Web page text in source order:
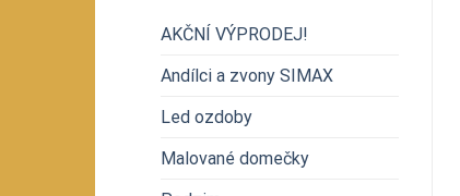
AKČNÍ VÝPRODEJ!
Andílci a zvony SIMAX
Led ozdoby
Malované domečky